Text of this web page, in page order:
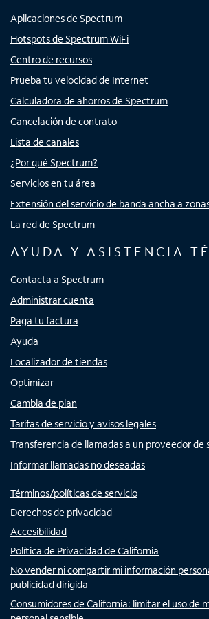
Aplicaciones de Spectrum
Hotspots de Spectrum WiFi
Centro de recursos
Prueba tu velocidad de Internet
Calculadora de ahorros de Spectrum
Cancelación de contrato
Lista de canales
¿Por qué Spectrum?
Servicios en tu área
Extensión del servicio de banda ancha a
La red de Spectrum
AYUDA Y ASISTENCIA
Contacta a Spectrum
Administrar cuenta
Paga tu factura
Ayuda
Localizador de tiendas
Optimizar
Cambia de plan
Tarifas de servicio y avisos legales
Transferencia de llamadas a un proveedor de
Informar llamadas no deseadas
Términos/políticas de servicio
Derechos de privacidad
Accesibilidad
Política de Privacidad de California
No vender ni compartir mi información
publicidad dirigida
Consumidores de California: limitar el uso de